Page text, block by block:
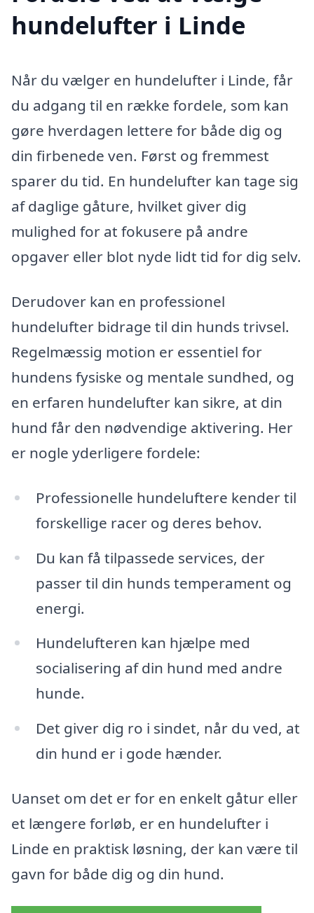
hundelufter i Linde
Når du vælger en hundelufter i Linde, får
du adgang til en række fordele, som kan
gøre hverdagen lettere for både dig og
din firbenede ven. Først og fremmest
sparer du tid. En hundelufter kan tage sig
af daglige gåture, hvilket giver dig
mulighed for at fokusere på andre
opgaver eller blot nyde lidt tid for dig selv.
Derudover kan en professionel
hundelufter bidrage til din hunds trivsel.
Regelmæssig motion er essentiel for
hundens fysiske og mentale sundhed, og
en erfaren hundelufter kan sikre, at din
hund får den nødvendige aktivering. Her
er nogle yderligere fordele:
Professionelle hundeluftere kender til
forskellige racer og deres behov.
Du kan få tilpassede services, der
passer til din hunds temperament og
energi.
Hundelufteren kan hjælpe med
socialisering af din hund med andre
hunde.
Det giver dig ro i sindet, når du ved, at
din hund er i gode hænder.
Uanset om det er for en enkelt gåtur eller
et længere forløb, er en hundelufter i
Linde en praktisk løsning, der kan være til
gavn for både dig og din hund.